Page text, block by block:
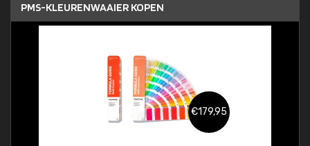
PMS-KLEURENWAAIER KOPEN
€179,95